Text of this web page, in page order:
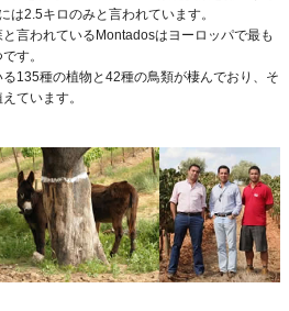
は2.5キロのみと言われています。
言われているMontadosはヨーロッパで最も
す。
135種の植物と42種の鳥類が棲んでおり、そ
ています。